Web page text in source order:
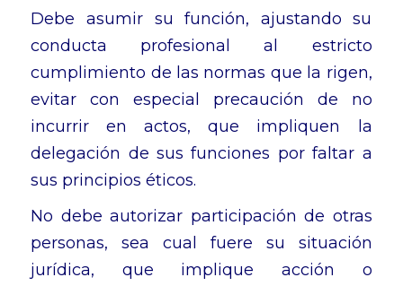
Debe asumir su función, ajustando su
conducta profesional al estricto
cumplimiento de las normas que la rigen,
evitar con especial precaución de no
incurrir en actos, que impliquen la
delegación de sus funciones por faltar a
sus principios éticos.
No debe autorizar participación de otras
personas, sea cual fuere su situación
jurídica, que implique acción o